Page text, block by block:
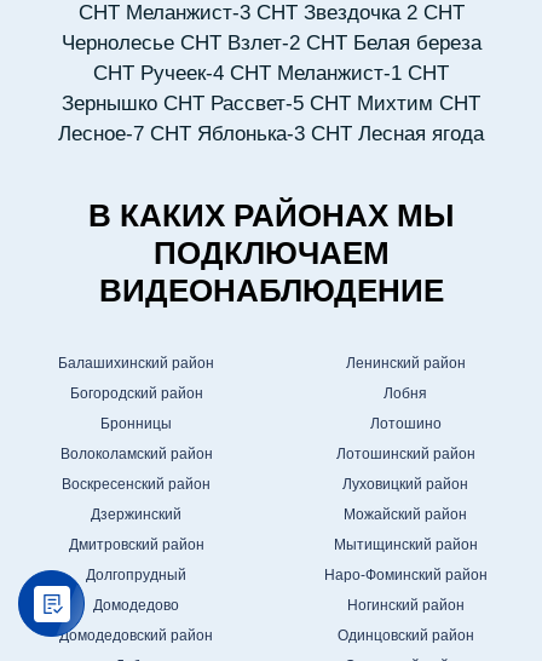
СНТ Меланжист-3 СНТ Звездочка 2 СНТ
Чернолесье СНТ Взлет-2 СНТ Белая береза
СНТ Ручеек-4 СНТ Меланжист-1 СНТ
Зернышко СНТ Рассвет-5 СНТ Михтим СНТ
Лесное-7 СНТ Яблонька-3 СНТ Лесная ягода
В КАКИХ РАЙОНАХ МЫ
ПОДКЛЮЧАЕМ
ВИДЕОНАБЛЮДЕНИЕ
Балашихинский район
Богородский район
Бронницы
Волоколамский район
Воскресенский район
Дзержинский
Дмитровский район
Долгопрудный
Домодедово
Домодедовский район
Ленинский район
Лобня
Лотошино
Лотошинский район
Луховицкий район
Можайский район
Мытищинский район
Наро-Фоминский район
Ногинский район
Одинцовский район